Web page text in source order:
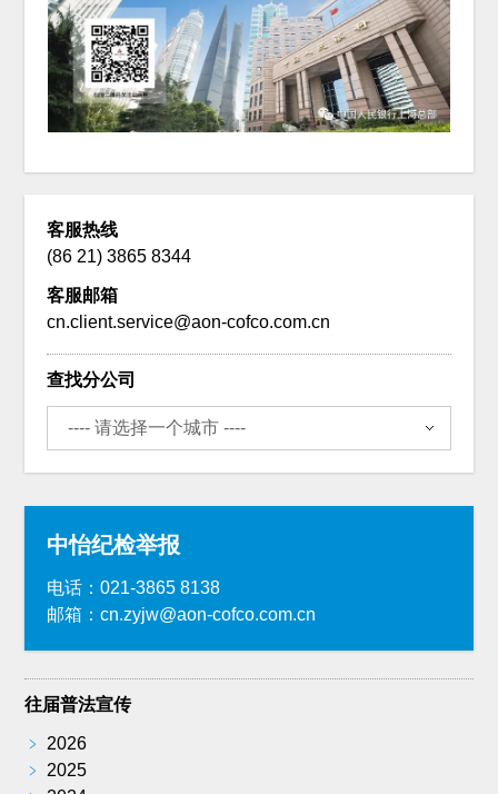
客服热线
(86 21) 3865 8344
客服邮箱
cn.client.service@aon-cofco.com.cn
查找分公司
中怡纪检举报
电话：021-3865 8138
邮箱：cn.zyjw@aon-cofco.com.cn
往届普法宣传
﹥
2026
﹥
2025